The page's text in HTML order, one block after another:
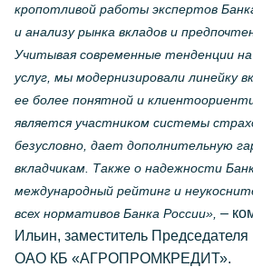
кропотливой работы экспертов
и анализу рынка вкладов и
Учитывая современные тенденции
услуг, мы модернизировали линейку
ее более понятной и
является участником системы
безусловно, дает дополнительную
вкладчикам. Также о надежности
международный рейтинг и
всех нормативов Банка России», –
Ильин, заместитель
ОАО КБ «АГРОПРОМКРЕДИТ».